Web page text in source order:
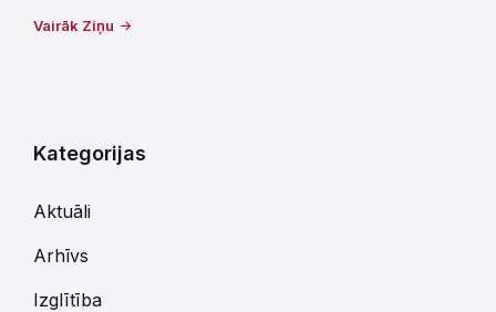
Vairāk Ziņu
Kategorijas
Aktuāli
Arhīvs
Izglītība